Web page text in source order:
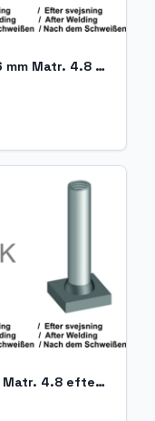
ID Gevindbøs M10-Ø14,6x25-146 mm Matr. 4.8 efter;ISO 13918
ID Gevindbøs M10-Ø14,6x30 mm Matr. 4.8 efter EN ISO 13918